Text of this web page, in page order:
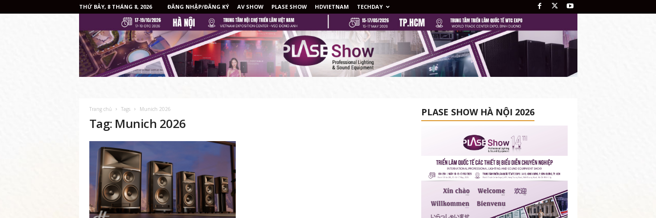
THỨ BẢY, 8 THÁNG 8, 2026 ĐĂNG NHẬP/ĐĂNG KÝ AV SHOW PLASE SHOW HDVIETNAM TECHDAY
Trang chủ Tags Munich 2026
Tag: Munich 2026
PLASE SHOW HÀ NỘI 2026